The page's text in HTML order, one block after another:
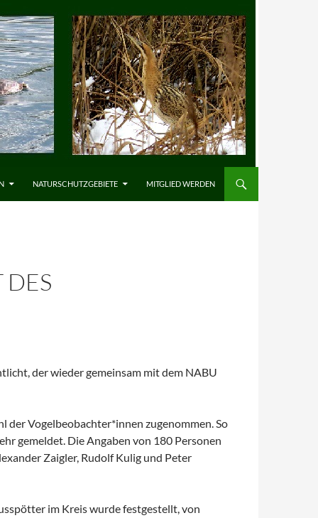
NATURSCHUTZGEBIETE MITGLIED WERDEN
der wieder gemeinsam mit dem NABU
der Vogelbeobachter*innen zugenommen. So
gemeldet. Die Angaben von 180 Personen
Zaigler, Rudolf Kulig und Peter
im Kreis wurde festgestellt, von